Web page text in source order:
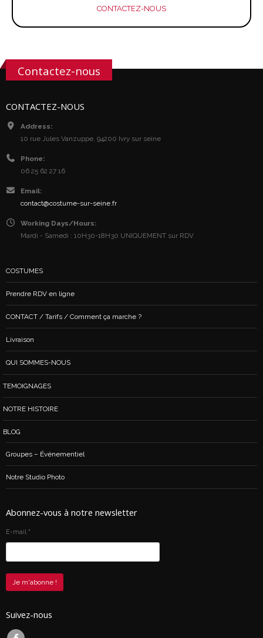
CONTACTEZ-NOUS
Contactez-nous
CONTACTEZ-NOUS
Address:
10 rue Jules Vanzuppe, 94200 Ivry sur seine
Phone:
06 25 62 27 16
Email:
contact@costume-sur-seine.fr
Working Days/Hours:
Mardi - Samedi : 10H30-18H30 UNIQUEMENT sur RDV
COSTUMES
Prendre RDV en ligne
CONTACT / Tarifs / Comment ça marche ?
Livraison
QUI SOMMES-NOUS
TEMOIGNAGES
NOTRE HISTOIRE
BLOG
Groupes – Événementiel
Notre Studio Photo
Abonnez-vous à notre newsletter
E-mail *
Suivez-nous